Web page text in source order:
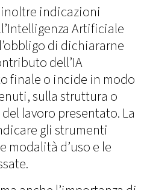
indicazioni
Artificiale
di dichiararne
dell’IA
finale o incide in modo
sulla struttura o
lavoro presentato. La
gli strumenti
modalità d’uso e le